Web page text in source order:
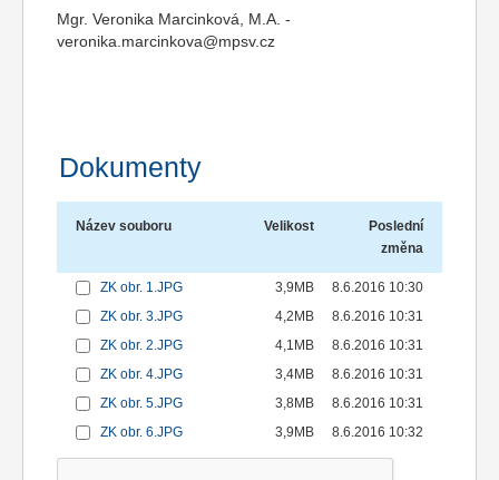
Mgr. Veronika Marcinková, M.A. -
veronika.marcinkova@mpsv.cz
Dokumenty
Název souboru Velikost
Poslední
změna
ZK obr. 1.JPG 3,9MB
8.6.2016 10:30
ZK obr. 3.JPG
4,2MB
8.6.2016 10:31
ZK obr. 2.JPG
4,1MB
8.6.2016 10:31
ZK obr. 4.JPG
3,4MB
8.6.2016 10:31
ZK obr. 5.JPG
3,8MB
8.6.2016 10:31
ZK obr. 6.JPG
3,9MB 8.6.2016 10:32